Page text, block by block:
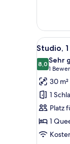
Alle
Fotos
für
Studio,
1
Bett
und
5
Studio,
8,08,0 von
Sehr
1
(1
30 m²
1
Platz
1